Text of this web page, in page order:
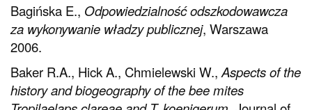
Bagińska E., Odpowiedzialność odszkodowawcza
za wykonywanie władzy publicznej, Warszawa
2006.
Baker R.A., Hick A., Chmielewski W.,Aspects of the
history and biogeography of the bee mites